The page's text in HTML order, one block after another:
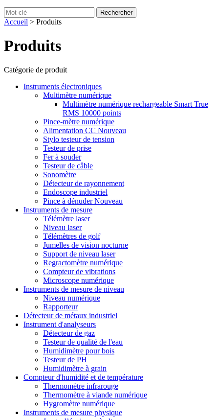
Accueil > Produits
Produits
Catégorie de produit
Instruments électroniques
Multimètre numérique
Multimètre numérique rechargeable Smart True
RMS 10000 points
Pince-mètre numérique
Alimentation CC Nouveau
Stylo testeur de tension
Testeur de prise
Fer à souder
Testeur de câble
Sonomètre
Détecteur de rayonnement
Endoscope industriel
Pince à dénuder Nouveau
Instruments de mesure
Télémètre laser
Niveau laser
Télémètres de golf
Jumelles de vision nocturne
Support de niveau laser
Regractomètre numérique
Compteur de vibrations
Microscope numérique
Instruments de mesure de niveau
Niveau numérique
Rapporteur
Détecteur de métaux industriel
Instrument d'analyseurs
Détecteur de gaz
Testeur de qualité de l'eau
Humidimètre pour bois
Testeur de PH
Humidimètre à grain
Compteur d'humidité et de température
Thermomètre infrarouge
Thermomètre à viande numérique
Hygromètre numérique
Instruments de mesure physique